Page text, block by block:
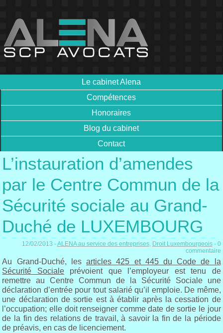
Le cabinet Alena
Compétences
Honoraires
Blog du cabinet
Contact
L’instauration d’amendes
par le Centre Commun de la
Sécurité sociale au Grand-
Duché de LUXEMBOURG
12/02/2013 -ALENA au service des entreprises, Droit Luxembourgeois- 0
commentaire
Au Grand-Duché, lesarticles 425 et 445 du Code de la
Sécurité Socialeprévoient que l’employeur est tenu de
remettre au Centre Commun de la Sécurité Sociale une
déclaration d’entrée pour tout salarié qu’il emploie. De même,
une déclaration de sortie est à établir après la cessation de
l’occupation; elle doit renseigner comme date de sortie le jour
de la fin des relations de travail, à savoir la fin de la période
de préavis, en cas de licenciement.